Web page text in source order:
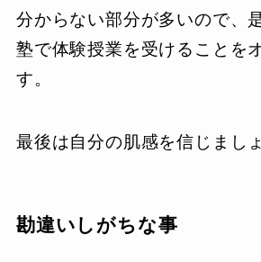
分からない部分が多いので、
塾で体験授業を受けることを
す。
最後は自分の肌感を信じまし
勘違いしがちな事